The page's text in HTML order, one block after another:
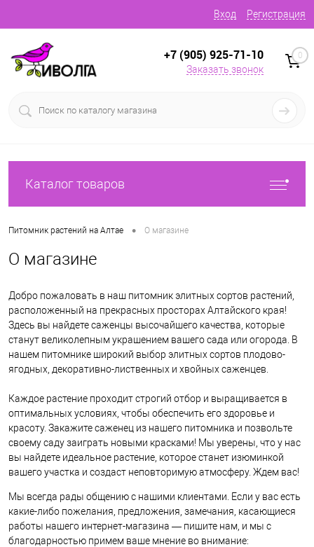
Вход Регистрация
+7 (905) 925-71-10
Заказать звонок
0
Каталог товаров
Питомник растений на Алтае • О магазине
О магазине
Добро пожаловать в наш питомник элитных сортов растений,
расположенный на прекрасных просторах Алтайского края!
Здесь вы найдете саженцы высочайшего качества, которые
станут великолепным украшением вашего сада или огорода. В
нашем питомнике широкий выбор элитных сортов плодово-
ягодных, декоративно-лиственных и хвойных саженцев.
Каждое растение проходит строгий отбор и выращивается в
оптимальных условиях, чтобы обеспечить его здоровье и
красоту. Закажите саженец из нашего питомника и позвольте
своему саду заиграть новыми красками! Мы уверены, что у нас
вы найдете идеальное растение, которое станет изюминкой
вашего участка и создаст неповторимую атмосферу. Ждем вас!
Мы всегда рады общению с нашими клиентами. Если у вас есть
какие-либо пожелания, предложения, замечания, касающиеся
работы нашего интернет-магазина — пишите нам, и мы с
благодарностью примем ваше мнение во внимание: